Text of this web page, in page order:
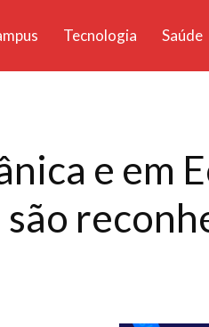
Tecnologia Saúde
e em